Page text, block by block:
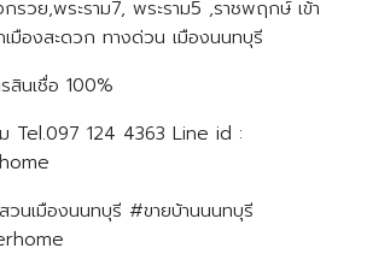
รวย,พระราม7, พระราม5 ,ราชพฤกษ์ เข้า
มืองสะดวก ทางด่วน เมืองนนทบุรี
สินเชื่อ 100%
Tel.097 124 4363 Line id :
วนเมืองนนทบุรี #ขายบ้านนนทบุรี